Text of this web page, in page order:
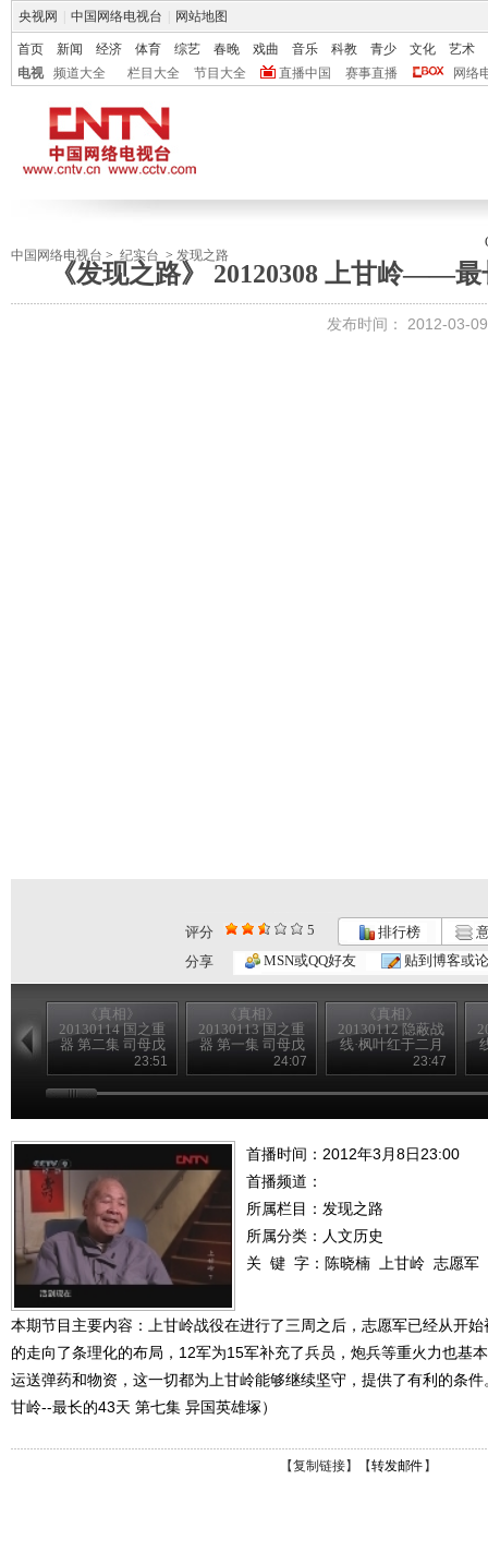
央视网 中国网络电视台 网站地图
首页 新闻 经济 体育 综艺 春晚 戏曲 音乐 科教 青少 文化
艺术
电视
频道大全 栏目大全 节目大全 直播中国 赛事直播 网络
中国网络电视台 > 纪实台 > 发现之路
《发现之路》 20120308 上甘岭——
发布时间： 2012-03-
评分 5 排行榜
分享
MSN或QQ好友 贴到博客或
《真相》
20130114 国之重
器 第二集 司母戊
大方鼎 （下）
23:51
《真相》
20130113 国之重
器 第一集 司母戊
大方鼎 （上）
24:07
《真相》
20130112 隐蔽战
线·枫叶红于二月
23:47
首播时间：2012年3月8日23:00
首播频道：
所属栏目： 发现之路
所属分类：人文历史
关 键 字： 陈晓楠 上甘岭 志愿军
本期节目主要内容：上甘岭战役在进行了三周之后，志愿军已经从开
的走向了条理化的布局，12军为15军补充了兵员，炮兵等重火力也基
运送弹药和物资，这一切都为上甘岭能够继续坚守，提供了有利的条
甘岭--最长的43天 第七集 异国英雄塚）
【复制链接】【转发邮件 】